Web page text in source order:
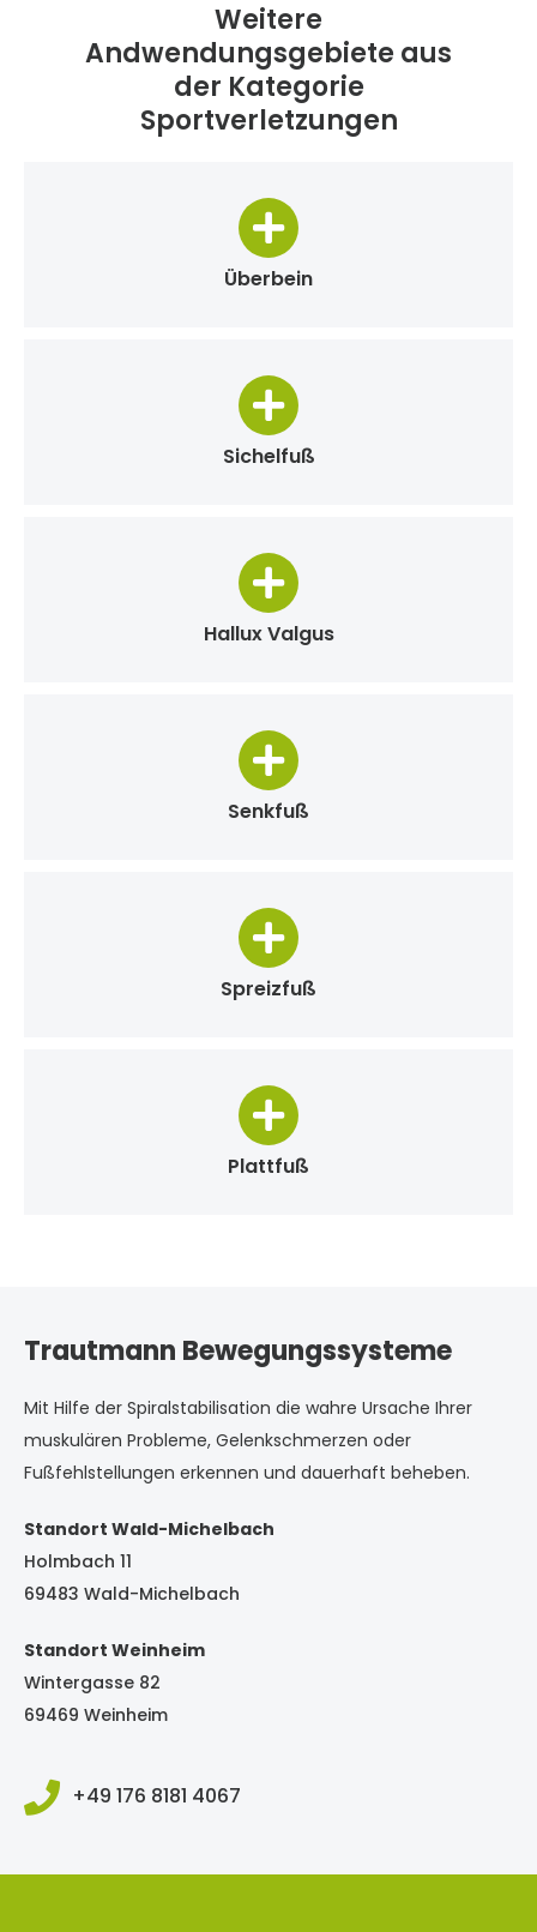
Weitere
Andwendungsgebiete aus
der Kategorie
Sportverletzungen
Überbein
Sichelfuß
Hallux Valgus
Senkfuß
Spreizfuß
Plattfuß
Trautmann Bewegungssysteme
Mit Hilfe der Spiralstabilisation die wahre Ursache Ihrer
muskulären Probleme, Gelenkschmerzen oder
Fußfehlstellungen erkennen und dauerhaft beheben.
Standort Wald-Michelbach
Holmbach 11
69483 Wald-Michelbach
Standort Weinheim
Wintergasse 82
69469 Weinheim
+49 176 8181 4067